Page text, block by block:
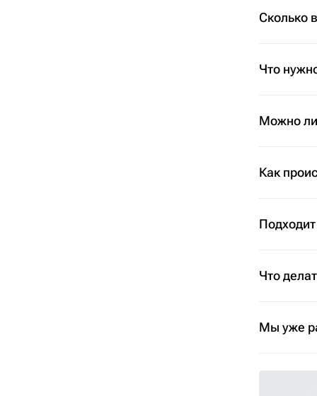
Сколько
Что
Можно ли
Как
Что
Мы уже